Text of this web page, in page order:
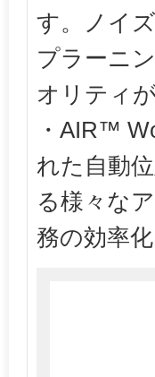
す。ノイ
プラーニ
オリティ
・AIR™
れた自動
る様々な
務の効率